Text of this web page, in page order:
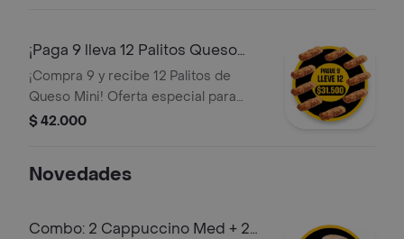
¡Paga 9 lleva 12 Palitos Queso
Mini!
¡Compra 9 y recibe 12 Palitos de
Queso Mini! Oferta especial para
disfrutar.
$ 42.000
Novedades
Combo: 2 Cappuccino Med + 2